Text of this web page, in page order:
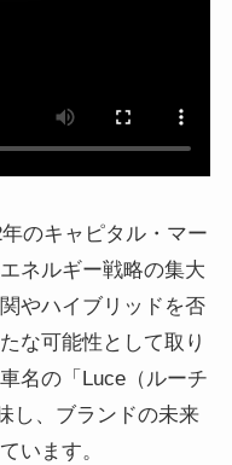
のキャピタル・マー
ネルギー戦略の集大
やハイブリッドを否
な可能性として取り
名の「Luce（ルーチ
し、ブランドの未来
います。